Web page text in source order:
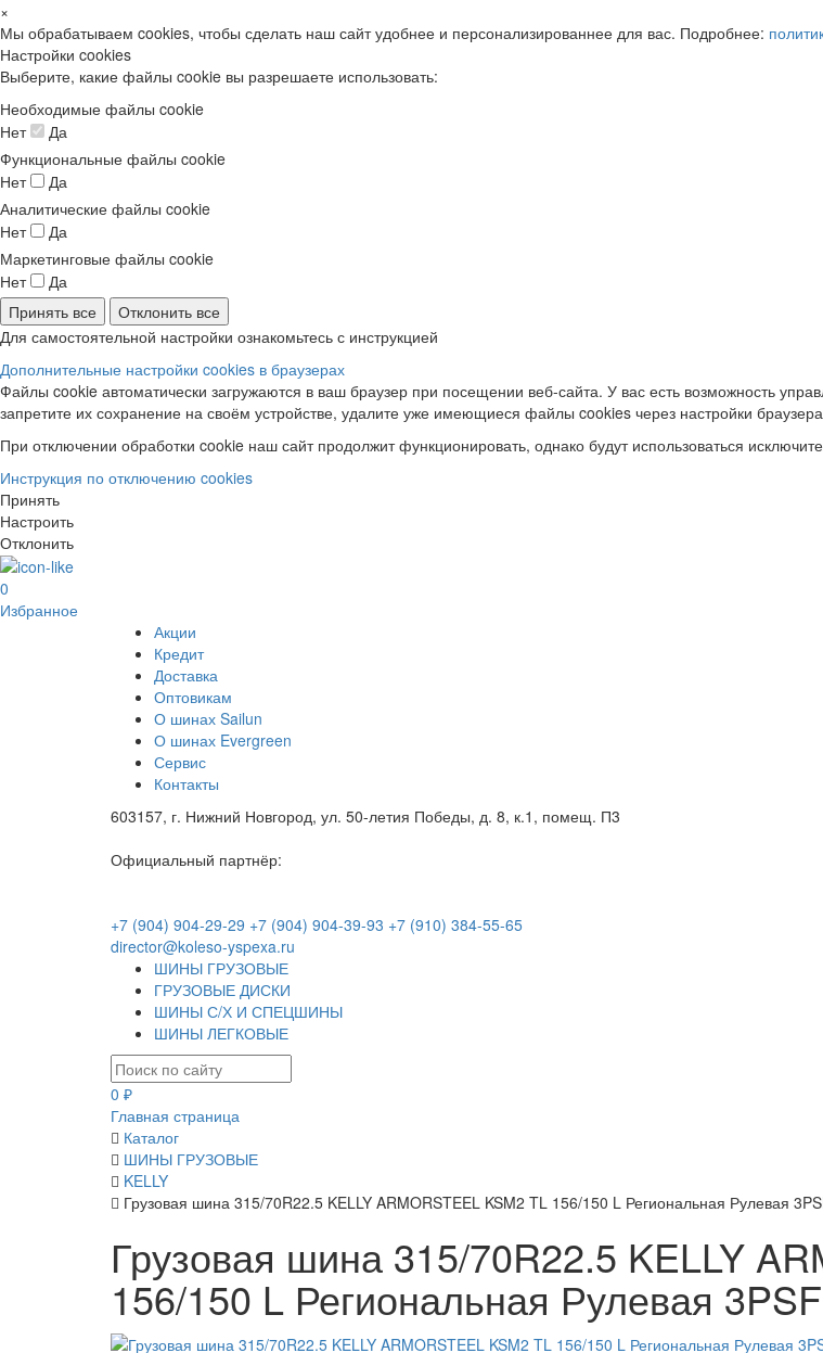
×
Мы обрабатываем cookies, чтобы сделать наш сайт удобнее и персонализированнее для вас. Подробнее:
Настройки cookies
Выберите, какие файлы cookie вы разрешаете использовать:
Необходимые файлы cookie
Нет
Да
Функциональные файлы cookie
Нет
Да
Аналитические файлы cookie
Нет
Да
Маркетинговые файлы cookie
Нет
Да
Принять все
Отклонить все
Для самостоятельной настройки ознакомьтесь с инструкцией
Дополнительные настройки cookies в браузерах
Файлы cookie автоматически загружаются в ваш браузер при посещении веб-сайта. У вас есть возможность
запретите их сохранение на своём устройстве, удалите уже имеющиеся файлы cookies через настройки
При отключении обработки cookie наш сайт продолжит функционировать, однако будут использоваться
Инструкция по отключению cookies
Принять
Настроить
Отклонить
0
Избранное
Акции
Кредит
Доставка
Оптовикам
О шинах Sailun
О шинах Evergreen
Сервис
Контакты
603157, г. Нижний Новгород, ул. 50-летия Победы, д. 8, к.1, помещ. П3
Официальный партнёр:
+7 (904) 904-29-29 +7 (904) 904-39-93 +7 (910) 384-55-65
director@koleso-yspexa.ru
ШИНЫ ГРУЗОВЫЕ
ГРУЗОВЫЕ ДИСКИ
ШИНЫ С/Х И СПЕЦШИНЫ
ШИНЫ ЛЕГКОВЫЕ
0 ₽
Главная страница
Каталог
ШИНЫ ГРУЗОВЫЕ
KELLY
Грузовая шина 315/70R22.5 KELLY ARMORSTEEL KSM2 TL 156/150 L Региональная Рулевая
Грузовая шина 315/70R22.5 KELLY
156/150 L Региональная Рулевая 3PSF